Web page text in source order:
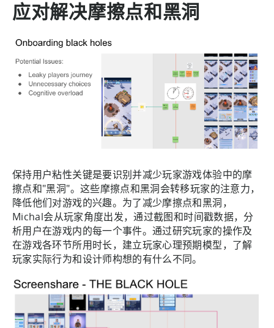
应对解决摩擦点和黑洞
保持用户粘性关键是要识别并减少玩家游戏体验中的摩
擦点和"黑洞"。这些摩擦点和黑洞会转移玩家的注意力，
降低他们对游戏的兴趣。为了减少摩擦点和黑洞，
Michal会从玩家角度出发，通过截图和时间戳数据，分
析用户在游戏内的每一个事件。通过研究玩家的操作及
在游戏各环节所用时长，建立玩家心理预期模型，了解
玩家实际行为和设计师构想的有什么不同。